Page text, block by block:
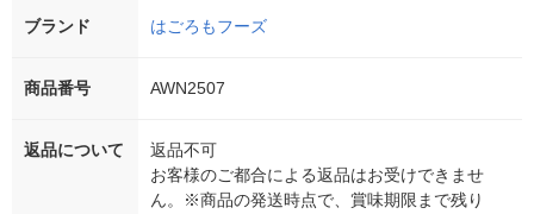
ブランド はごろもフーズ
商品番号 AWN2507
返品について
返品不可
お客様のご都合による返品はお受けできませ
ん。※商品の発送時点で、賞味期限まで残り